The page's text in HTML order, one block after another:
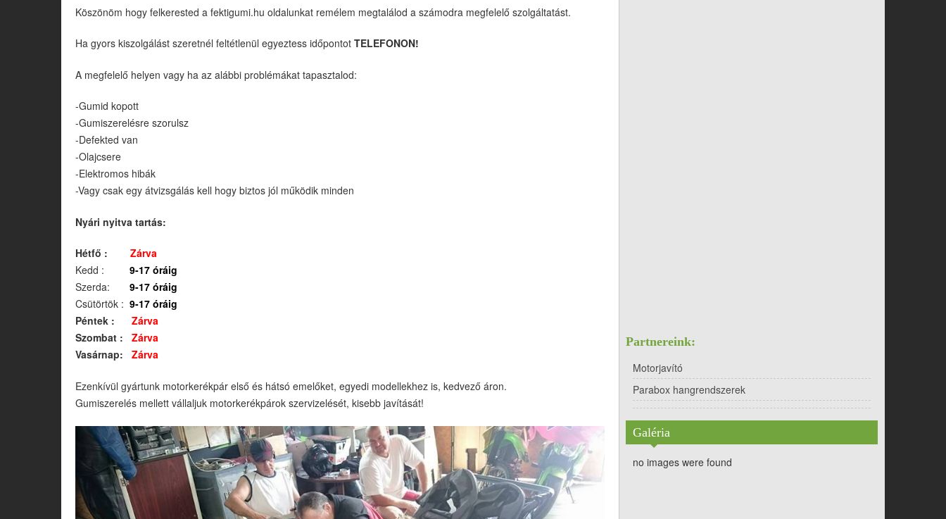
Köszönöm hogy felkerested a fektigumi.hu oldalunkat remélem megtalálod a számodra megfelelő szolgáltatást.
Ha gyors kiszolgálást szeretnél feltétlenül egyeztess időpontot TELEFONON!
A megfelelő helyen vagy ha az alábbi problémákat tapasztalod:
-Gumid kopott
-Gumiszerelésre szorulsz
-Defekted van
-Olajcsere
-Elektromos hibák
-Vagy csak egy átvizsgálás kell hogy biztos jól működik minden
Nyári nyitva tartás:
Hétfő : Zárva
Kedd : 9-17 óráig
Szerda:
9-17 óráig
Csütörtök : 9-17 óráig
Péntek :
Zárva
Szombat : Zárva
Vasárnap: Zárva
Ezenkívül gyártunk motorkerékpár első és hátsó emelőket, egyedi modellekhez is, kedvező áron.
Gumiszerelés mellett vállaljuk motorkerékpárok szervizelését, kisebb javítását!
Partnereink:
Motorjavító
Parabox hangrendszerek
Galéria
no images were found